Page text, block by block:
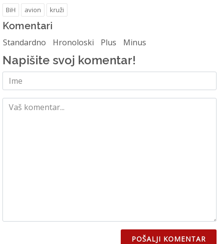
BiH avion kruži
Komentari
Standardno Hronoloski Plus Minus
Napišite svoj komentar!
POŠALJI KOMENTAR